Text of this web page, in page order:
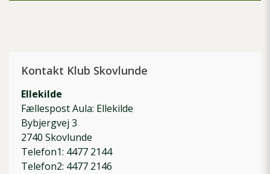
Kontakt Klub Skovlunde
Ellekilde
Fællespost Aula: Ellekilde
Bybjergvej 3
2740 Skovlunde
Telefon1: 4477 2144
Telefon2: 4477 2146